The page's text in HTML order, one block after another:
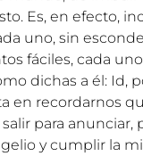
Es, en efecto,
uno, sin
fáciles, cada
dichas a él: Id,
en recordarnos
para anunciar,
y cumplir la